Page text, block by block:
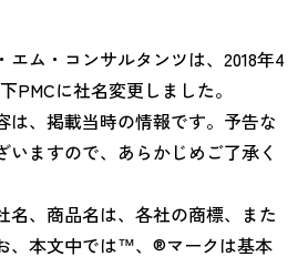
エム・コンサルタンツは、2018年4
PMCに社名変更しました。
は、掲載当時の情報です。予告な
いますので、あらかじめご了承く
名、商品名は、各社の商標、また
、本文中では™、®マークは基本